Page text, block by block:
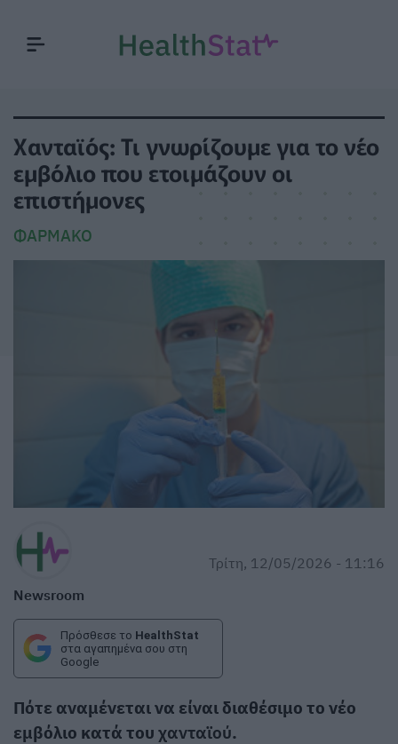
Χανταϊός: Τι γνωρίζουμε για το νέο
εμβόλιο που ετοιμάζουν οι
επιστήμονες
ΦΆΡΜΑΚΟ
Newsroom
Τρίτη, 12/05/2026 - 11:16
Πρόσθεσε το HealthStat
στα αγαπημένα σου στη
Google
Πότε αναμένεται να είναι διαθέσιμο το νέο
εμβόλιο κατά του χανταϊού.